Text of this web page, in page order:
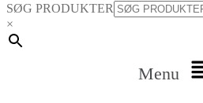
SØG PRODUKTER
×
Menu